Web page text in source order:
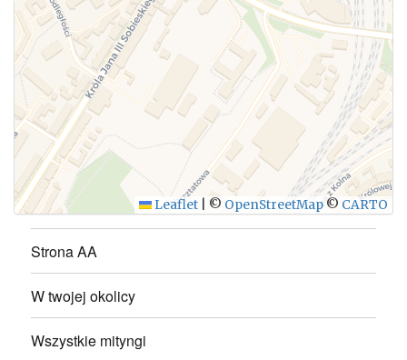
WYŚLIJ
Leaflet © OpenStreetMap © CARTO
Strona AA
W twojej okolicy
Wszystkie mityngi